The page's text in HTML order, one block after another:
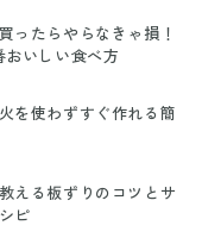
ったらやらなきゃ損！
おいしい食べ方
を使わずすぐ作れる簡
える板ずりのコツとサ
ピ